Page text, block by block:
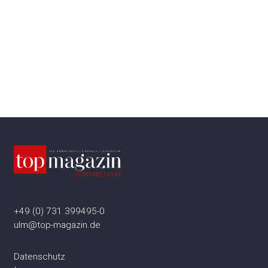
+49 (0) 731 399495-0
ulm@top-magazin.de
Datenschutz